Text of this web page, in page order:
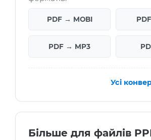
PDF → MOBI
PDF → MP3
Усі
Більше для файлів